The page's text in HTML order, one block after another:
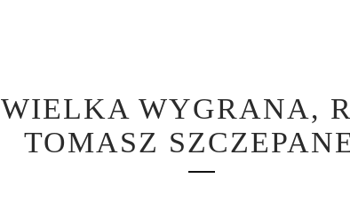
WIELKA WYGRANA,
TOMASZ